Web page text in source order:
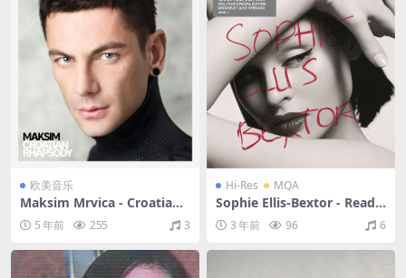
欧美音乐
Maksim Mrvica - Croatian
Rhapsody（2016/FLAC/分
轨/224M）
5 年前 255 3
Hi-Res MQA
Sophie Ellis-Bextor - Read
My Lips（2002/FLAC/分轨/3
83M）(MQA/24bit/44.1kH
z)
3 年前 96 6